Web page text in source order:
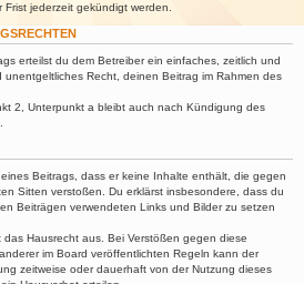
jederzeit gekündigt werden.
erteilst du dem Betreiber ein einfaches, zeitlich und
unentgeltliches Recht, deinen Beitrag im Rahmen des
2, Unterpunkt a bleibt auch nach Kündigung des
Beitrags, dass er keine Inhalte enthält, die gegen
Sitten verstoßen. Du erklärst insbesondere, dass du
Beiträgen verwendeten Links und Bilder zu setzen
Hausrecht aus. Bei Verstößen gegen diese
im Board veröffentlichten Regeln kann der
zeitweise oder dauerhaft von der Nutzung dieses